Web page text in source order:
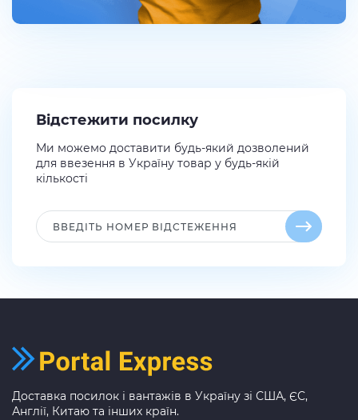
Відстежити посилку
Ми можемо доставити будь-який дозволений
для ввезення в Україну товар у будь-якій
кількості
Доставка посилок і вантажів в Україну зі США, ЄС,
Англії, Китаю та інших країн.